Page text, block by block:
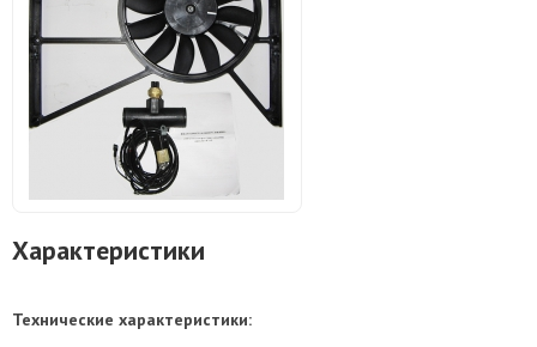
Характеристики
Технические характеристики: